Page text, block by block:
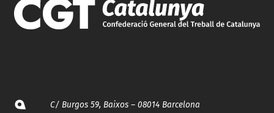
C/ Burgos 59, Baixos – 08014 Barcelona